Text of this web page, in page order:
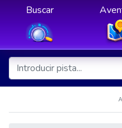
Buscar